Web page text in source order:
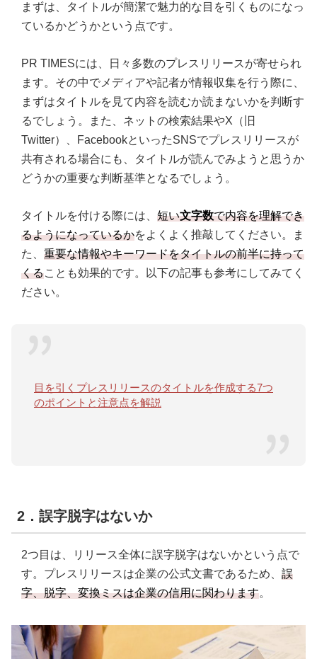
まずは、タイトルが簡潔で魅力的な目を引くものになっ
ているかどうかという点です。
PR TIMESには、日々多数のプレスリリースが寄せられ
ます。その中でメディアや記者が情報収集を行う際に、
まずはタイトルを見て内容を読むか読まないかを判断す
るでしょう。また、ネットの検索結果やX（旧
Twitter）、FacebookといったSNSでプレスリリースが
共有される場合にも、タイトルが読んでみようと思うか
どうかの重要な判断基準となるでしょう。
タイトルを付ける際には、 短い文字数で内容を理解でき
るようになっているかをよくよく推敲してください。ま
た、 重要な情報やキーワードをタイトルの前半に持って
くることも効果的です。以下の記事も参考にしてみてく
ださい。
目を引くプレスリリースのタイトルを作成する7つ
のポイントと注意点を解説
2．誤字脱字はないか
2つ目は、リリース全体に誤字脱字はないかという点で
す。プレスリリースは企業の公式文書であるため、 誤
字、脱字、変換ミスは企業の信用に関わります。